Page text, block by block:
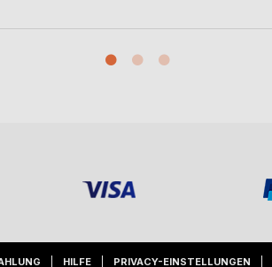
HILFE PRIVACY-EINSTELLUNGEN